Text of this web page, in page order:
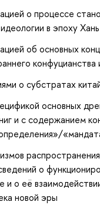
о процессе
в эпоху Хань
об основных
конфуцианства
о субстратах
основных
и с содержанием
о
и о её
новой эры